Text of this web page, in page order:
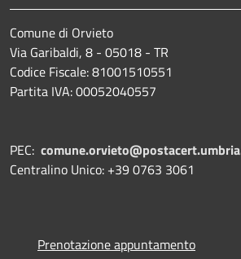
Comune di Orvieto
Via Garibaldi, 8 - 05018 - TR
Codice Fiscale: 81001510551
Partita IVA: 00052040557
PEC:
Centralino Unico: +39 0763 3061
Prenotazione appuntamento